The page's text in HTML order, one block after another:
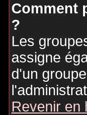
Comment
?
Les
assigne
d'un
Revenir en